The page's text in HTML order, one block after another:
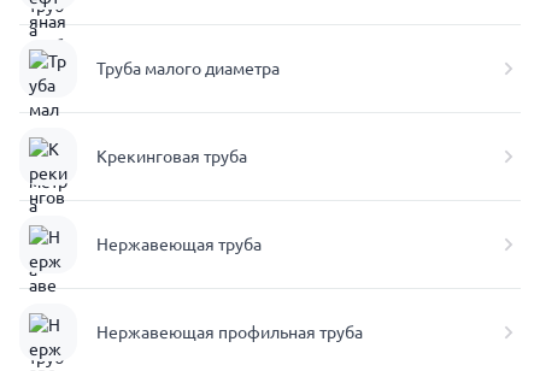
Труба малого диаметра
Крекинговая труба
Нержавеющая труба
Нержавеющая профильная труба